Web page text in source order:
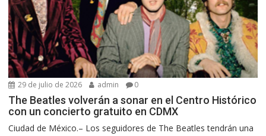
29 de julio de 2026 admin 0
The Beatles volverán a sonar en el Centro Histórico
con un concierto gratuito en CDMX
Ciudad de México.– Los seguidores de The Beatles tendrán una